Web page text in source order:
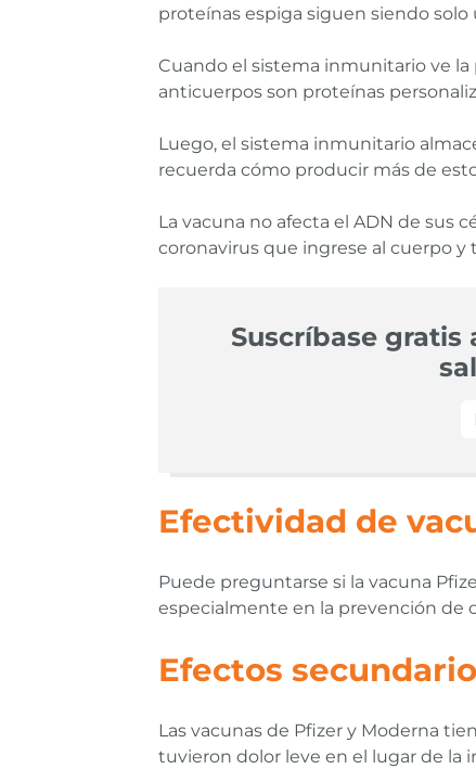
proteínas espiga siguen siendo
Cuando el sistema inmunitario ve la
anticuerpos son proteínas
Luego, el sistema inmunitario
recuerda cómo producir más de
La vacuna no afecta el ADN de sus
coronavirus que ingrese al cuerpo y
Suscríbase
Efectividad de
Puede preguntarse si la vacuna
especialmente en la prevención de
Efectos
Las vacunas de Pfizer y Moderna
tuvieron dolor leve en el lugar de la